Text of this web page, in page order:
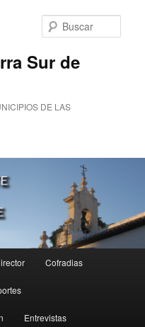
Sur de
DE LAS
Cofradias
Entrevistas